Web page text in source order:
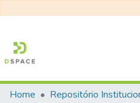
Home